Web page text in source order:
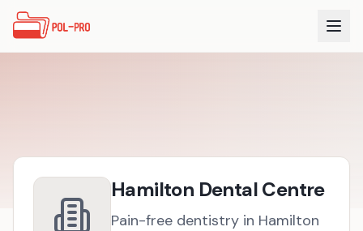
Hamilton Dental Centre
Pain-free dentistry in Hamilton